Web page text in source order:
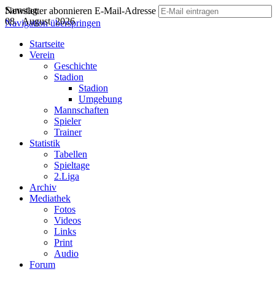
Samstag
08. August 2026
Newsletter abonnieren E-Mail-Adresse
Navigation überspringen
Startseite
Verein
Geschichte
Stadion
Stadion
Umgebung
Mannschaften
Spieler
Trainer
Statistik
Tabellen
Spieltage
2.Liga
Archiv
Mediathek
Fotos
Videos
Links
Print
Audio
Forum